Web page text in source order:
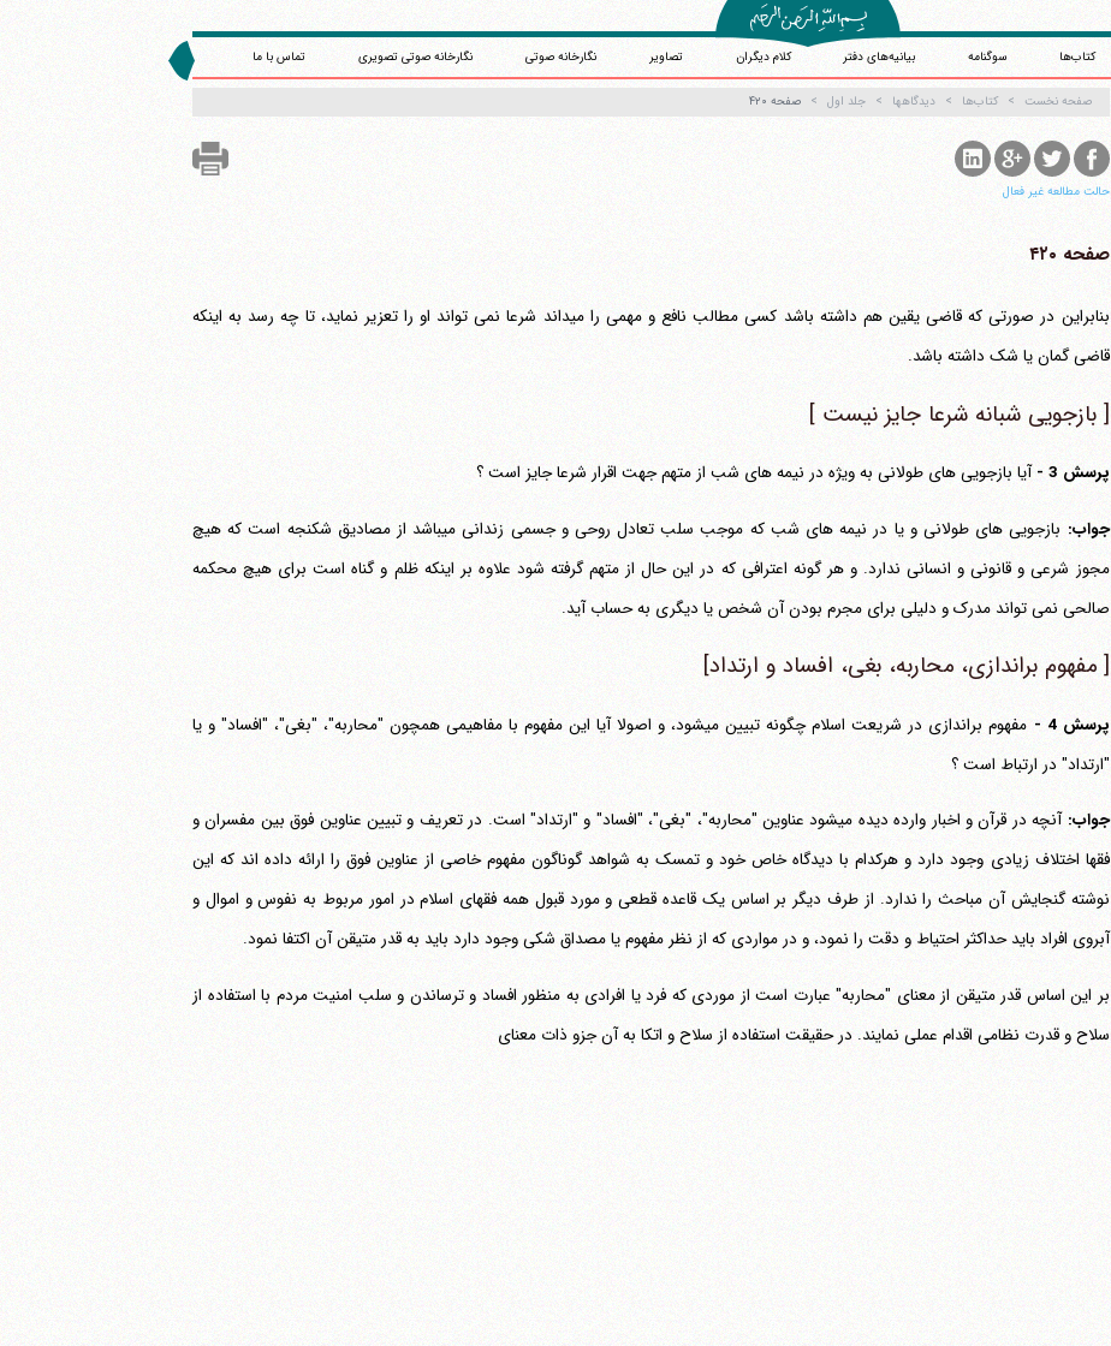
کتاب‌ها سوگنامه بیانیه‌های دفتر کلام دیگران تصاویر نگارخانه صوتی نگارخانه صوتی تصویری تماس با ما
صفحه نخست کتاب‌ها دیدگاهها جلد اول صفحه ۴۲۰
حالت مطالعه غیر فعال
صفحه ۴۲۰
بنابراین در صورتی که قاضی یقین هم داشته باشد کسی مطالب نافع و مهمی را می‎داند شرعا نمی تواند او را تعزیر نماید، تا چه رسد به اینکه
قاضی گمان یا شک داشته باشد.
[ بازجویی شبانه شرعا جایز نیست ]
پرسش 3 - آیا بازجویی های طولانی به ویژه در نیمه های شب از متهم جهت اقرار شرعا جایز است ؟
جواب:
بازجویی های طولانی و یا در نیمه های شب که موجب سلب تعادل روحی و جسمی زندانی می‎باشد از مصادیق شکنجه است که هیچ
مجوز شرعی و قانونی و انسانی ندارد. و هر گونه اعترافی که در این حال از متهم گرفته شود علاوه بر اینکه ظلم و گناه است برای هیچ محکمه
صالحی نمی تواند مدرک و دلیلی برای مجرم بودن آن شخص یا دیگری به حساب آید.
[ مفهوم براندازی، محاربه، بغی، افساد و ارتداد]
پرسش 4 -
مفهوم براندازی در شریعت اسلام چگونه تبیین می‎شود، و اصولا آیا این مفهوم با مفاهیمی همچون "محاربه"، "بغی"، "افساد" و یا
"ارتداد" در ارتباط است ؟
جواب:
آنچه در قرآن و اخبار وارده دیده می‎شود عناوین "محاربه"، "بغی"، "افساد" و "ارتداد" است. در تعریف و تبیین عناوین فوق بین مفسران و
فقها اختلاف زیادی وجود دارد و هرکدام با دیدگاه خاص خود و تمسک به شواهد گوناگون مفهوم خاصی از عناوین فوق را ارائه داده اند که این
نوشته گنجایش آن مباحث را ندارد. از طرف دیگر بر اساس یک قاعده قطعی و مورد قبول همه فقهای اسلام در امور مربوط به نفوس و اموال و
آبروی افراد باید حداکثر احتیاط و دقت را نمود، و در مواردی که از نظر مفهوم یا مصداق شکی وجود دارد باید به قدر متیقن آن اکتفا نمود.
بر این اساس قدر متیقن از معنای "محاربه" عبارت است از موردی که فرد یا افرادی به منظور افساد و ترساندن و سلب امنیت مردم با استفاده از
سلاح و قدرت نظامی اقدام عملی نمایند. در حقیقت استفاده از سلاح و اتکا به آن جزو ذات معنای